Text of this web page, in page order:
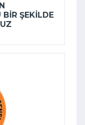
BIR ŞEKILDE